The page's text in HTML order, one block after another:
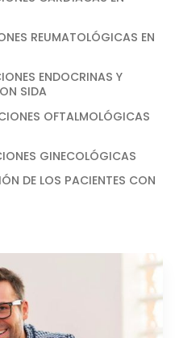
REUMATOLÓGICAS EN
ENDOCRINAS Y
SIDA
OFTALMOLÓGICAS
GINECOLÓGICAS
DE LOS PACIENTES CON